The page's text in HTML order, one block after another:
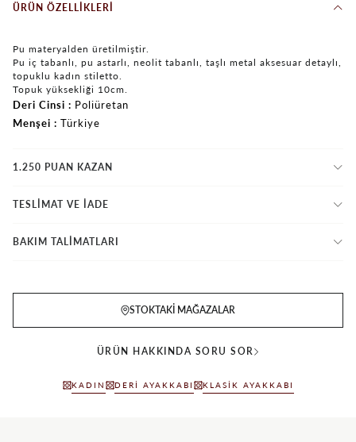
ÜRÜN ÖZELLIKLERI
Pu materyalden üretilmiştir.
Pu iç tabanlı, pu astarlı, neolit tabanlı, taşlı metal aksesuar detaylı,
topuklu kadın stiletto.
Topuk yüksekliği 10cm.
Deri Cinsi
Poliüretan
Menşei
Türkiye
1.250 PUAN KAZAN
TESLİMAT VE İADE
BAKIM TALİMATLARI
STOKTAKI MAĞAZALAR
ÜRÜN HAKKINDA SORU SOR
KADIN DERI AYAKKABI KLASIK AYAKKABI